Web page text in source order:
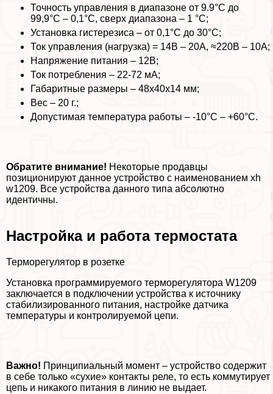
Точность управления в диапазоне от 9.9°С до
99,9°С – 0,1°С, сверх диапазона – 1 °С;
Установка гистерезиса – от 0,1°С до 30°С;
Ток управления (нагрузка) = 14В – 20А, ≈220В – 10А;
Напряжение питания – 12В;
Ток потрeбления – 22-72 мА;
Габаритные размеры – 48х40х14 мм;
Вес – 20 г.;
Допустимая температура работы – -10°C – +60°C.
Обратите внимание! Некоторые продавцы
позиционируют данное устройство с наименованием xh
w1209. Все устройства данного типа абсолютно
идентичны.
Настройка и работа термостата
Терморегулятор в розетке
Установка программируемого терморегулятора W1209
заключается в подключении устройства к источнику
стабилизированного питания, настройке датчика
температуры и контролируемой цепи.
Важно! Принципиальный момент – устройство содержит
в себе только «сухие» контакты реле, то есть коммутирует
цепь и никакого питания в линию не выдает.